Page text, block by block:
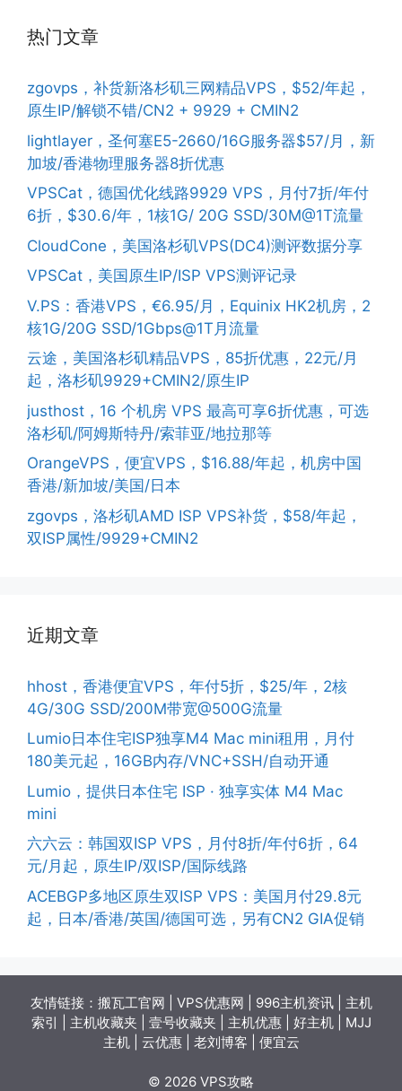
热门文章
zgovps，补货新洛杉矶三网精品VPS，$52/年起，
原生IP/解锁不错/CN2 + 9929 + CMIN2
lightlayer，圣何塞E5-2660/16G服务器$57/月，新
加坡/香港物理服务器8折优惠
VPSCat，德国优化线路9929 VPS，月付7折/年付
6折，$30.6/年，1核1G/ 20G SSD/30M@1T流量
CloudCone，美国洛杉矶VPS(DC4)测评数据分享
VPSCat，美国原生IP/ISP VPS测评记录
V.PS：香港VPS，€6.95/月，Equinix HK2机房，2
核1G/20G SSD/1Gbps@1T月流量
云途，美国洛杉矶精品VPS，85折优惠，22元/月
起，洛杉矶9929+CMIN2/原生IP
justhost，16 个机房 VPS 最高可享6折优惠，可选
洛杉矶/阿姆斯特丹/索菲亚/地拉那等
OrangeVPS，便宜VPS，$16.88/年起，机房中国
香港/新加坡/美国/日本
zgovps，洛杉矶AMD ISP VPS补货，$58/年起，
双ISP属性/9929+CMIN2
近期文章
hhost，香港便宜VPS，年付5折，$25/年，2核
4G/30G SSD/200M带宽@500G流量
Lumio日本住宅ISP独享M4 Mac mini租用，月付
180美元起，16GB内存/VNC+SSH/自动开通
Lumio，提供日本住宅 ISP · 独享实体 M4 Mac
mini
六六云：韩国双ISP VPS，月付8折/年付6折，64
元/月起，原生IP/双ISP/国际线路
ACEBGP多地区原生双ISP VPS：美国月付29.8元
起，日本/香港/英国/德国可选，另有CN2 GIA促销
友情链接： 搬瓦工官网 VPS优惠网 996主机资讯| 主机
索引
主机收藏夹 壹号收藏夹 主机优惠| 好主机| MJJ
主机| 云优惠| 老刘博客 便宜云
© 2026 VPS攻略